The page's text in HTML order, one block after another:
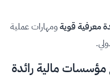
معرفية قويةومهارات عملية
مؤسسات مالية رائدة